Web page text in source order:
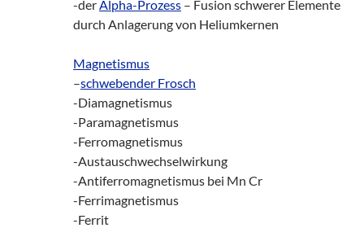
-derAlpha-Prozess – Fusion schwerer Elemente
durch Anlagerung von Heliumkernen
Magnetismus
–schwebender Frosch
-Diamagnetismus
-Paramagnetismus
-Ferromagnetismus
-Austauschwechselwirkung
-Antiferromagnetismus bei Mn Cr
-Ferrimagnetismus
-Ferrit